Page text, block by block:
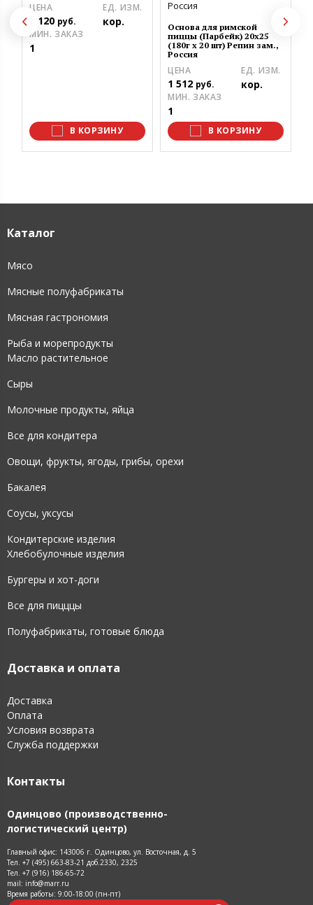
ЦЕНА
2 120 руб.
ЕД. ИЗМ.
кор.
МИН. ЗАКАЗ
1
В КОРЗИНУ
Основа для римской
пиццы (Парбейк) 20х25
(180г х 20 шт) Репин зам.,
Россия
ЦЕНА
1 512 руб.
ЕД. ИЗМ.
кор.
МИН. ЗАКАЗ
1
В КОРЗИНУ
Каталог
Мясо
Мясные полуфабрикаты
Мясная гастрономия
Рыба и морепродукты
Масло растительное
Сыры
Молочные продукты, яйца
Все для кондитера
Овощи, фрукты, ягоды, грибы, орехи
Бакалея
Соусы, уксусы
Кондитерские изделия
Хлебобулочные изделия
Бургеры и хот-доги
Все для пицццы
Полуфабрикаты, готовые блюда
Доставка и оплата
Доставка
Оплата
Условия возврата
Служба поддержки
Контакты
Одинцово (производственно-
логистический центр)
Главный офис: 143006 г. Одинцово, ул. Восточная, д. 5
Тел. +7 (495) 663-83-21 доб.2330, 2325
Тел. +7 (916) 186-65-72
mail: info@marr.ru
Время работы: 9:00-18:00 (пн-пт)